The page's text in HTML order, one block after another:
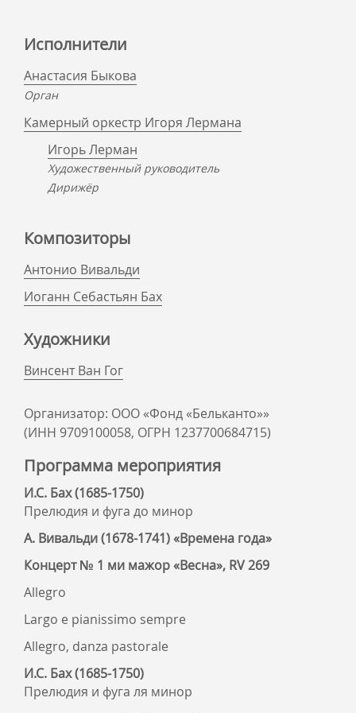
Исполнители
Анастасия Быкова
Орган
Камерный оркестр Игоря Лермана
Игорь Лерман
Художественный руководитель
Дирижёр
Композиторы
Антонио Вивальди
Иоганн Себастьян Бах
Художники
Винсент Ван Гог
Организатор: ООО «Фонд «Бельканто»»
(ИНН 9709100058, ОГРН 1237700684715)
Программа мероприятия
И.С. Бах (1685-1750)
Прелюдия и фуга до минор
А. Вивальди (1678-1741) «Времена года»
Концерт № 1 ми мажор «Весна», RV 269
Allegro
Largo e pianissimo sempre
Allegro, danza pastorale
И.С. Бах (1685-1750)
Прелюдия и фуга ля минор